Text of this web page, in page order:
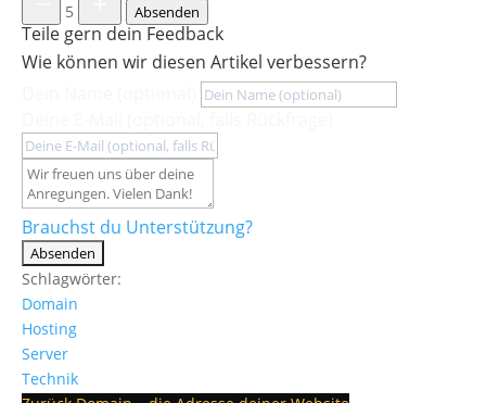
5
Absenden
Teile gern dein Feedback
Wie können wir diesen Artikel verbessern?
Brauchst du Unterstützung?
Absenden
Schlagwörter:
Domain
Hosting
Server
Technik